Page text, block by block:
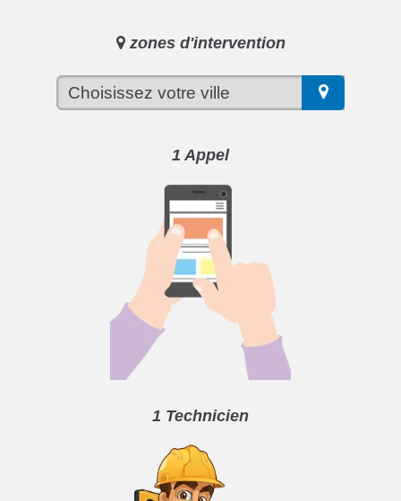
zones d'intervention
1 Appel
1 Technicien